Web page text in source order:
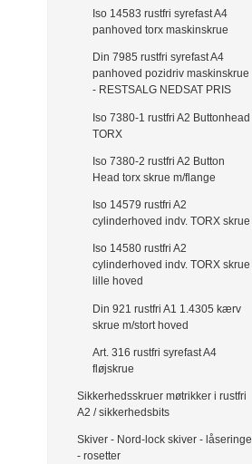
Iso 14583 rustfri syrefast A4
panhoved torx maskinskrue
Din 7985 rustfri syrefast A4
panhoved pozidriv maskinskrue
- RESTSALG NEDSAT PRIS
Iso 7380-1 rustfri A2 Buttonhead
TORX
Iso 7380-2 rustfri A2 Button
Head torx skrue m/flange
Iso 14579 rustfri A2
cylinderhoved indv. TORX skrue
Iso 14580 rustfri A2
cylinderhoved indv. TORX skrue
lille hoved
Din 921 rustfri A1 1.4305 kærv
skrue m/stort hoved
Art. 316 rustfri syrefast A4
fløjskrue
Sikkerhedsskruer møtrikker i rustfri
A2 / sikkerhedsbits
Skiver - Nord-lock skiver - låseringe
- rosetter